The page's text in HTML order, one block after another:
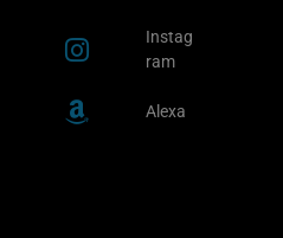
Instag
ram
Alexa